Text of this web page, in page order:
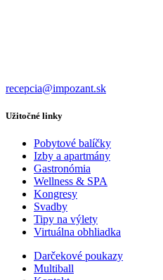
recepcia@impozant.sk
Užitočné linky
Pobytové balíčky
Izby a apartmány
Gastronómia
Wellness & SPA
Kongresy
Svadby
Tipy na výlety
Virtuálna obhliadka
Darčekové poukazy
Multiball